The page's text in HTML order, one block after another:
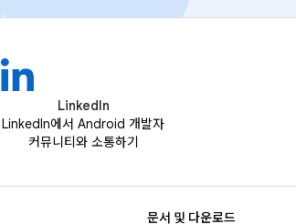
LinkedIn
LinkedIn에서 Android 개발자
커뮤니티와 소통하기
문서 및 다운로드